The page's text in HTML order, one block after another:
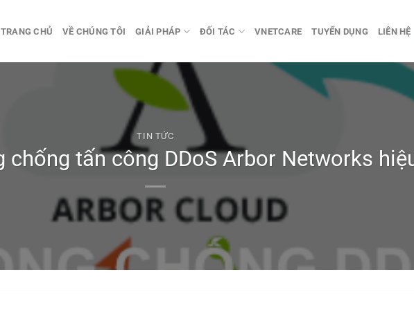
TRANG CHỦ VỀ CHÚNG TÔI GIẢI PHÁP ĐỐI TÁC VNETCARE TUYỂN DỤNG LIÊN HỆ
TIN TỨC
chống tấn công DDoS Arbor Networks